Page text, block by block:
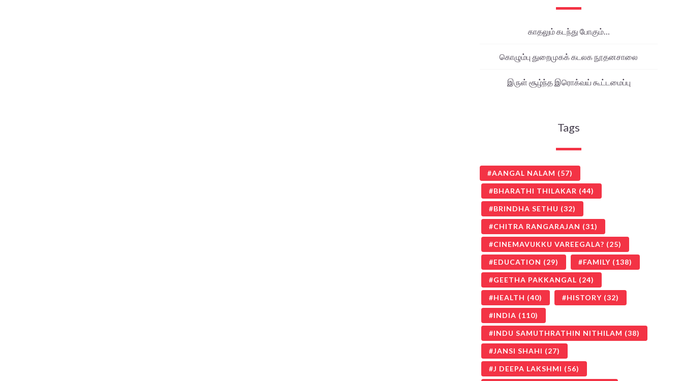
காதலும் கடந்து போகும்…
கொழும்பு துறைமுகக் கடலக நூதனசாலை
இருள் சூழ்ந்த இரொக்வய் கூட்டமைப்பு
Tags
AANGAL NALAM (57)
BHARATHI THILAKAR (44)
BRINDHA SETHU (32)
CHITRA RANGARAJAN (31)
CINEMAVUKKU VAREEGALA? (25)
EDUCATION (29) FAMILY (138)
GEETHA PAKKANGAL (24)
HEALTH (40) HISTORY (32)
INDIA (110)
INDU SAMUTHRATHIN NITHILAM (38)
JANSI SHAHI (27)
J DEEPA LAKSHMI (56)